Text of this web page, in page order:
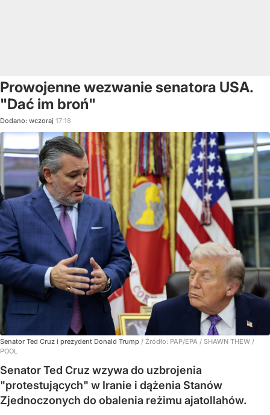
Prowojenne wezwanie senatora USA.
"Dać im broń"
Dodano: wczoraj 17:18
Senator Ted Cruz i prezydent Donald Trump / Źródło: PAP/EPA / SHAWN THEW /
POOL
Senator Ted Cruz wzywa do uzbrojenia
"protestujących" w Iranie i dążenia Stanów
Zjednoczonych do obalenia reżimu ajatollahów.